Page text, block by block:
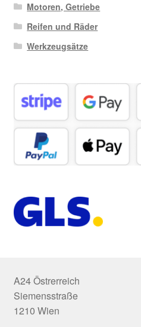
Motoren, Getriebe
Reifen und Räder
Werkzeugsätze
A24 Östrerreich
Siemensstraße
1210 Wien